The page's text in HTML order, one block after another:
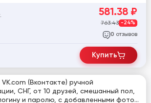
581.38 ₽
763.43 -24%
0 отзывов
Купить
VK.com (Вконтакте) ручной
СНГ, от 10 друзей, смешанный пол,
и паролю, с добавленными фото,